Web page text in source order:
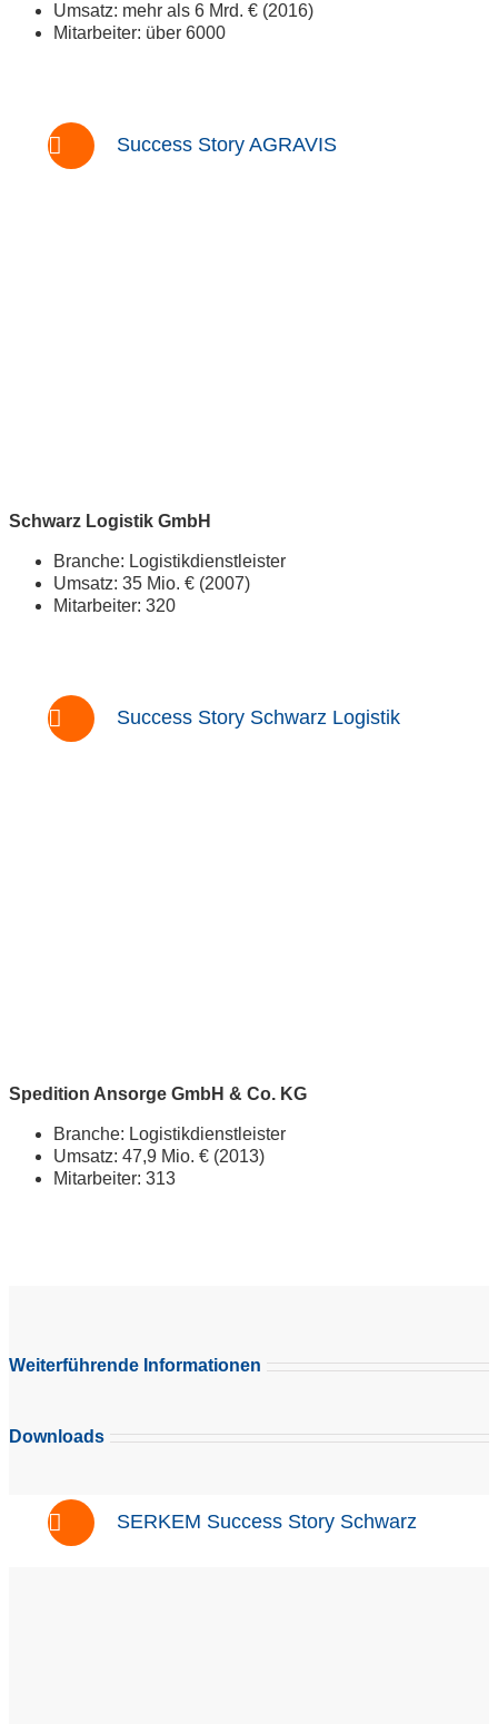
Umsatz: mehr als 6 Mrd. € (2016)
Mitarbeiter: über 6000
Success Story AGRAVIS
Schwarz Logistik GmbH
Branche: Logistikdienstleister
Umsatz: 35 Mio. € (2007)
Mitarbeiter: 320
Success Story Schwarz Logistik
Spedition Ansorge GmbH & Co. KG
Branche: Logistikdienstleister
Umsatz: 47,9 Mio. € (2013)
Mitarbeiter: 313
Weiterführende Informationen
Downloads
SERKEM Success Story Schwarz